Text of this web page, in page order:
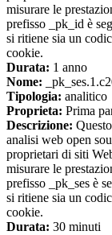
misurare le
prefisso _pk_id è
si ritiene sia un
cookie.
Durata: 1 anno
Nome:
Tipologia: analitico
Proprieta: Prima
Descrizione:
analisi web open
proprietari di siti
misurare le
prefisso _pk_ses è
si ritiene sia un
cookie.
Durata: 30 minuti